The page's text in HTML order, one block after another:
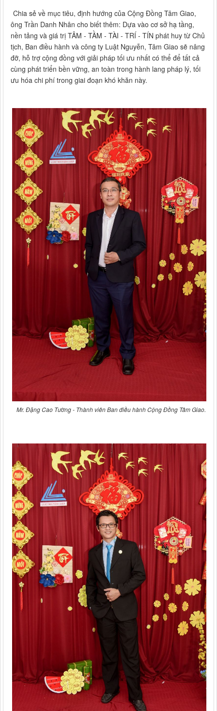
Chia sẻ về mục tiêu, định hướng của Cộng Đồng Tâm Giao,
ông Trần Danh Nhân cho biết thêm: Dựa vào cơ sở hạ tầng,
nền tảng và giá trị TÂM - TẦM - TÀI - TRÍ - TÍN phát huy từ Chủ
tịch, Ban điều hành và công ty Luật Nguyễn, Tâm Giao sẽ nâng
đỡ, hỗ trợ cộng đồng với giải pháp tối ưu nhất có thể để tất cả
cùng phát triển bền vững, an toàn trong hành lang pháp lý, tối
ưu hóa chi phí trong giai đoạn khó khăn này.
Mr. Đặng Cao Tường - Thành viên Ban điều hành Cộng Đồng Tâm Giao.